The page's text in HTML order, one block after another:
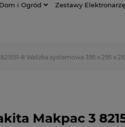
Dom i Ogród Zestawy
8 Walizka systemowa 395 x 295 x
Makpac 3